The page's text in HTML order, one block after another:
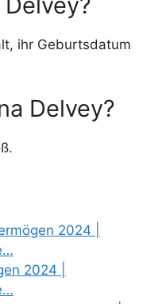
ihr Geburtsdatum
Delvey?
2024 |
2024 |